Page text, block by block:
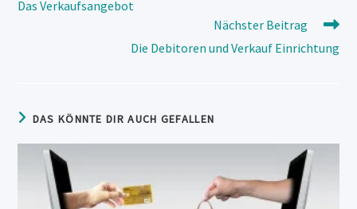
ansehen
Das Verkaufsangebot
Nächster Beitrag
Die Debitoren und Verkauf Einrichtung
DAS KÖNNTE DIR AUCH GEFALLEN